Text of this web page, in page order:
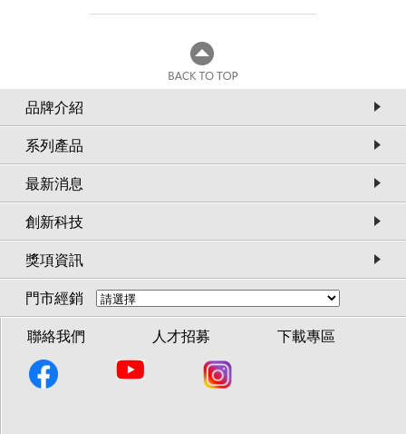
GO WALK FLEX
SANDAL(141420MVE)
品牌介紹
系列產品
最新消息
創新科技
獎項資訊
門市經銷
聯絡我們 人才招募 下載專區